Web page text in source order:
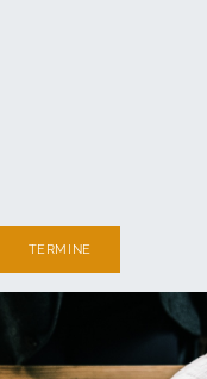
TERMINE